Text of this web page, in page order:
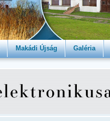
Makádi Újság Galéria